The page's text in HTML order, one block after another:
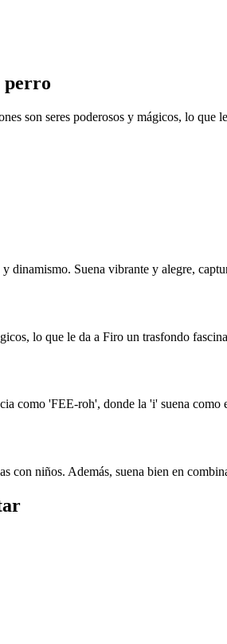
perro
son seres poderosos y mágicos, lo
Suena vibrante y alegre,
lo que le da a Firo un trasfondo
como 'FEE-roh', donde la 'i' suena como
con niños. Además, suena bien en